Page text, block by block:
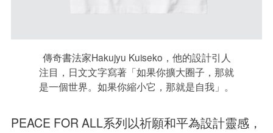
傳奇書法家Hakujyu Kuiseko，他的設計引人
注目，日文文字寫著「如果你擴大圈子，那就
是一個世界。如果你縮小它，那就是自我」。
PEACE FOR ALL系列以祈願和平為設計靈感，